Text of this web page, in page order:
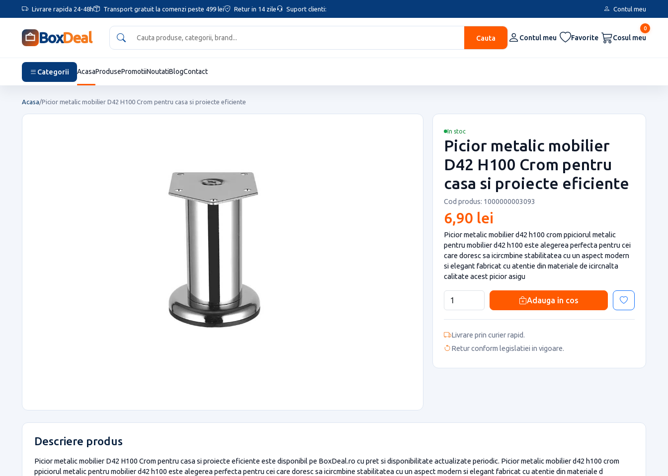
Livrare rapida 24-48h Transport gratuit la comenzi peste 499 lei Retur in 14 zile Suport clienti: Contul meu
BoxDeal Cauta Contul meu Favorite
0
Cosul meu
Categorii AcasaProdusePromotiiNoutatiBlogContact
Acasa/Picior metalic mobilier D42 H100 Crom pentru casa si proiecte eficiente
In stoc
Picior metalic mobilier
D42 H100 Crom pentru
casa si proiecte eficiente
Cod produs: 1000000003093
6,90 lei
Picior metalic mobilier d42 h100 crom ppiciorul metalic
pentru mobilier d42 h100 este alegerea perfecta pentru cei
care doresc sa icircmbine stabilitatea cu un aspect modern
si elegant fabricat cu atentie din materiale de icircnalta
calitate acest picior asigu
Adauga in cos
Livrare prin curier rapid.
Retur conform legislatiei in vigoare.
Descriere produs
Picior metalic mobilier D42 H100 Crom pentru casa si proiecte eficiente este disponibil pe BoxDeal.ro cu pret si disponibilitate actualizate periodic. Picior metalic mobilier d42 h100 crom
ppiciorul metalic pentru mobilier d42 h100 este alegerea perfecta pentru cei care doresc sa icircmbine stabilitatea cu un aspect modern si elegant fabricat cu atentie din materiale d